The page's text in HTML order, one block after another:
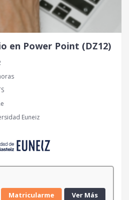
en Power Point (DZ12)
Euneiz
Matricularme Ver Más